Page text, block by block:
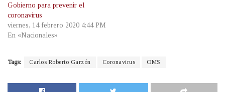
Gobierno para prevenir el
coronavirus
viernes, 14 febrero 2020 4:44 PM
En «Nacionales»
Tags: Carlos Roberto Garzón Coronavirus OMS